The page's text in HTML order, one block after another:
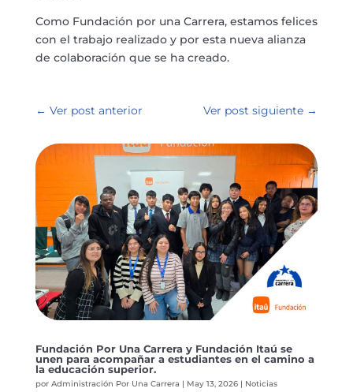
Como Fundación por una Carrera, estamos felices
con el trabajo realizado y por esta nueva alianza
de colaboración que se ha creado.
← Ver post anterior Ver post siguiente →
Fundación Por Una Carrera y Fundación Itaú se
unen para acompañar a estudiantes en el camino a
la educación superior.
por Administración Por Una Carrera | May 13, 2026| Noticias